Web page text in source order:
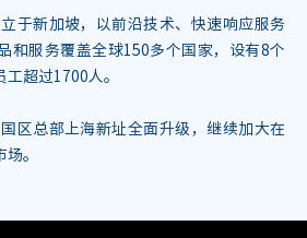
于新加坡，以前沿技术、快速响应服务
和服务覆盖全球150多个国家，设有8个
超过1700人。
区总部上海新址全面升级，继续加大在
。